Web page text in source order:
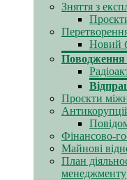
Зняття з
Новий
Поводження
Проєкти
Фінансово-
Майнові
План
менеджменту